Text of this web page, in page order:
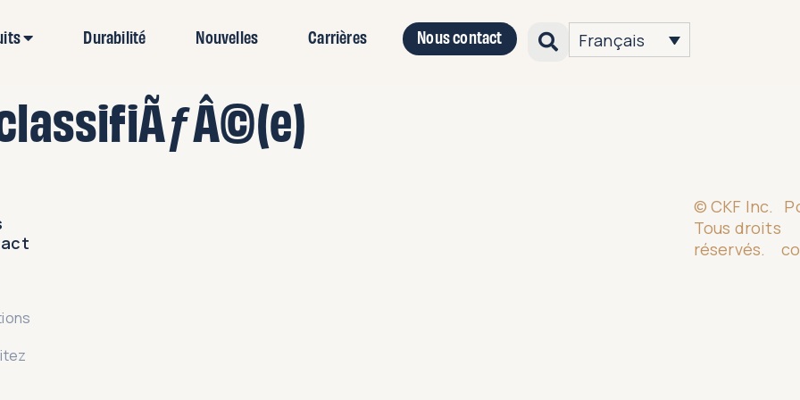
Durabilité Nouvelles Carrières Nous contact Français
© CKF Inc.
Tous droits
réservés.